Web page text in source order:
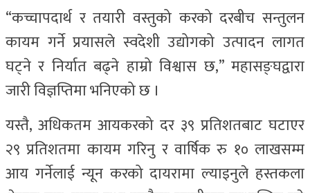
“कच्चापदार्थ र तयारी वस्तुको करको दरबीच सन्तुलन
कायम गर्ने प्रयासले स्वदेशी उद्योगको उत्पादन लागत
घट्ने र निर्यात बढ्ने हाम्रो विश्वास छ,” महासङ्घद्वारा
जारी विज्ञप्तिमा भनिएको छ ।
यस्तै, अधिकतम आयकरको दर ३९ प्रतिशतबाट घटाएर
२९ प्रतिशतमा कायम गरिनु र वार्षिक रु १० लाखसम्म
आय गर्नेलाई न्यून करको दायरामा ल्याइनुले हस्तकला